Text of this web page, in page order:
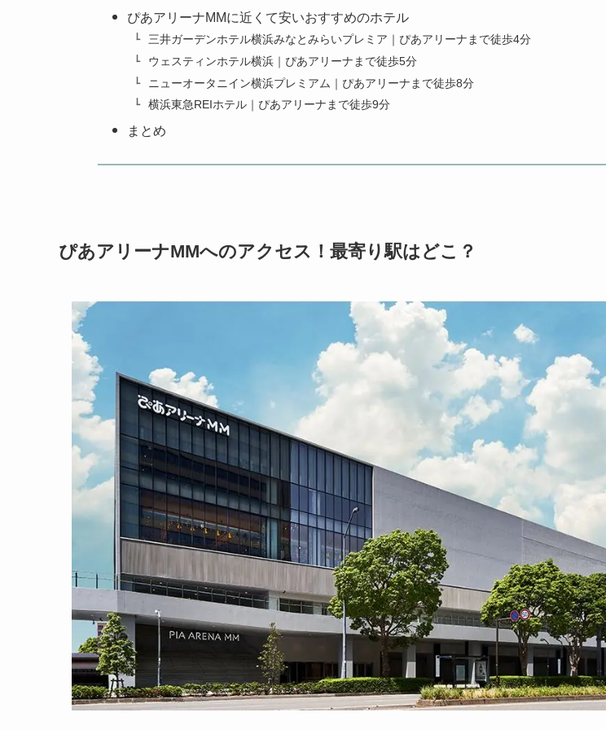
ぴあアリーナMMに近くて安いおすすめのホテル
三井ガーデンホテル横浜みなとみらいプレミア｜ぴあアリーナまで徒歩4分
ウェスティンホテル横浜｜ぴあアリーナまで徒歩5分
ニューオータニイン横浜プレミアム｜ぴあアリーナまで徒歩8分
横浜東急REIホテル｜ぴあアリーナまで徒歩9分
まとめ
ぴあアリーナMMへのアクセス！最寄り駅はどこ？